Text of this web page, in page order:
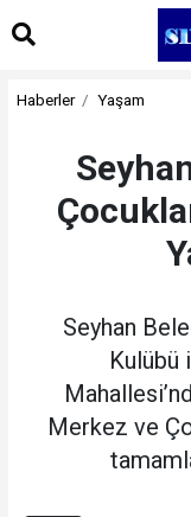
Haberler Yaşam
Seyhan
Kulübü
Merkez ve